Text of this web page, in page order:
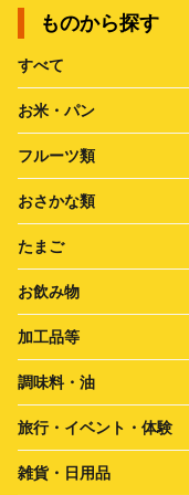
ものから探す
すべて
お米・パン
フルーツ類
おさかな類
たまご
お飲み物
加工品等
調味料・油
旅行・イベント・体験
雑貨・日用品